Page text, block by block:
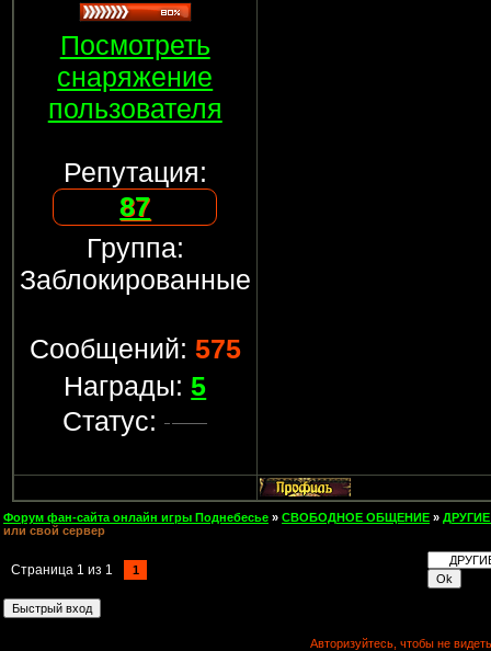
Посмотреть
снаряжение
пользователя
Репутация:
87
Группа:
Заблокированные
Сообщений: 575
Награды:5
Статус:
Форум фан-сайта онлайн игры Поднебесье » СВОБОДНОЕ ОБЩЕНИЕ »
или свой сервер
Страница 1 из 1 1
Авторизуйтесь, чтобы не